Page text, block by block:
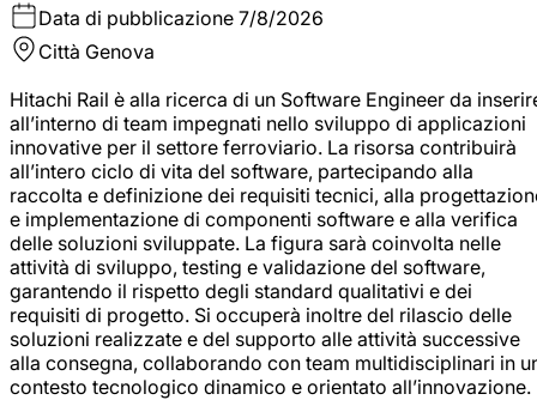
Data di pubblicazione 7/8/2026
Città Genova
Hitachi Rail è alla ricerca di un Software Engineer da
all’interno di team impegnati nello sviluppo di applicazioni
innovative per il settore ferroviario. La risorsa contribuirà
all’intero ciclo di vita del software, partecipando alla
raccolta e definizione dei requisiti tecnici, alla
e implementazione di componenti software e alla verifica
delle soluzioni sviluppate. La figura sarà coinvolta nelle
attività di sviluppo, testing e validazione del software,
garantendo il rispetto degli standard qualitativi e dei
requisiti di progetto. Si occuperà inoltre del rilascio delle
soluzioni realizzate e del supporto alle attività successive
alla consegna, collaborando con team multidisciplinari in
contesto tecnologico dinamico e orientato all’innovazione.